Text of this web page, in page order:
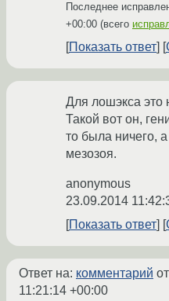
Последнее
+00:00 (всего
Показать ответ
Для лошэкса это
Такой вот он,
то была ничего,
мезозоя.
anonymous
23.09.2014
Показать ответ
Ответ на: комментарий
11:21:14 +00:00